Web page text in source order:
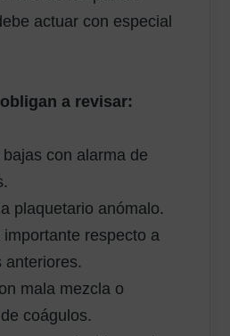
actuar con especial
a revisar:
con alarma de
plaquetario anómalo.
importante respecto a
anteriores.
mala mezcla o
coágulos.